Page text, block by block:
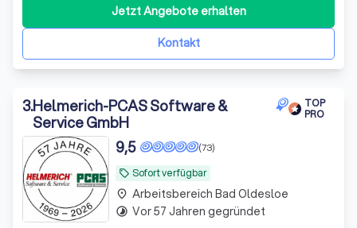
Datenaustausch - digital
Kontakt
Jetzt Angebote erhalten
3.Helmerich-PCAS Software &
Service GmbH
TOP
PRO
local_offer Sofort verfügbar
(73)
9,5
place Arbeitsbereich Bad Oldesloe
timelapse Vor 57 Jahren gegründet